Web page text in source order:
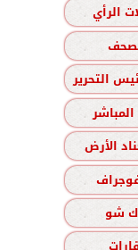
الرأي
التحرير
الأرض
شو